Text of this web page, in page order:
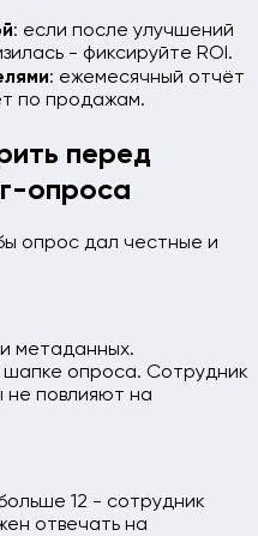
: если после улучшений
- фиксируйте ROI.
: ежемесячный отчёт
по продажам.
перед
опроса
опрос дал честные и
метаданных.
шапке опроса. Сотрудник
не повлияют на
12 - сотрудник
отвечать на